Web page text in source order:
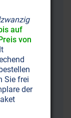
auf
von
Sie frei
der